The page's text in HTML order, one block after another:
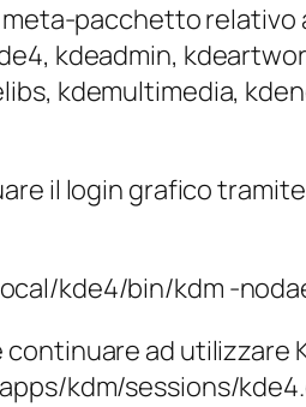
pacchetto relativo
kdeadmin,
kdemultimedia,
il login grafico
kde4/bin/kdm -
ad utilizzare
kdm/sessions/